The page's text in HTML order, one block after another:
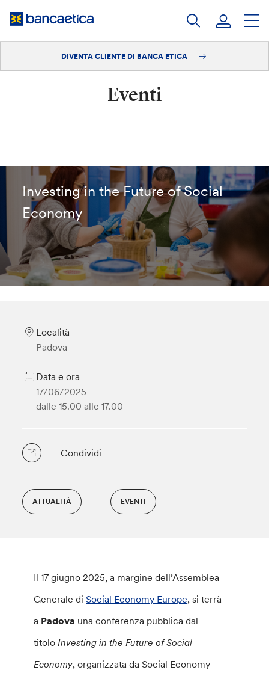
DIVENTA CLIENTE DI BANCA ETICA
Eventi
Investing in the Future of Social
Economy
Località
Padova
Data e ora
17/06/2025
dalle 15.00 alle 17.00
Condividi
ATTUALITÀ EVENTI
Il 17 giugno 2025, a margine dell’Assemblea
Generale diSocial Economy Europe, si terrà
a Padova una conferenza pubblica dal
titoloInvesting in the Future of Social
Economy, organizzata da Social Economy